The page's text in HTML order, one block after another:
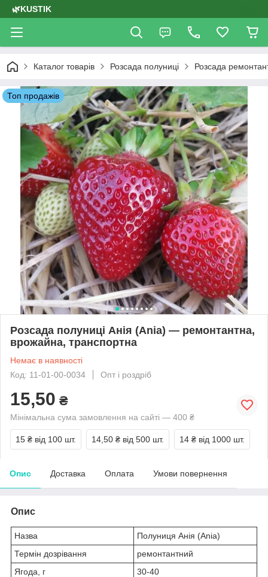
🌿KUSTIK
Каталог товарів Розсада полуниці Розсада
Топ продажів
Розсада полуниці Анія (Ania) — ремонтантна,
врожайна, транспортна
Немає в наявності
Код: 11-01-00-0034
Опт і роздріб
15,50 ₴
Мінімальна сума замовлення на сайті — 400 ₴
15 ₴ від 100 шт. 14,50 ₴ від 500 шт. 14 ₴ від 1000 шт.
Опис Доставка Оплата Умови повернення
Опис
Назва
Полуниця Анія (Ania)
Термін дозрівання
ремонтантний
Ягода, г
30-40